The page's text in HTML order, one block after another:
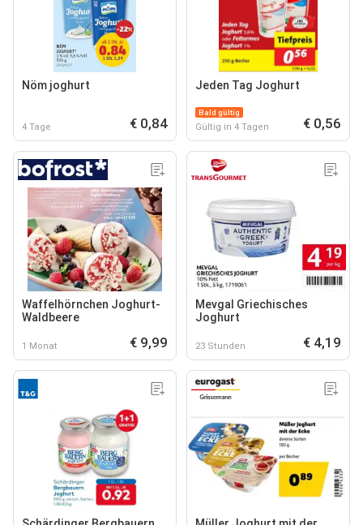
Nöm joghurt
4 Tage € 0,84
Jeden Tag Joghurt
Bald gültig
Gültig in 4 Tagen € 0,56
Waffelhörnchen Joghurt-
Waldbeere
1 Monat € 9,99
Mevgal Griechisches
Joghurt
23 Stunden € 4,19